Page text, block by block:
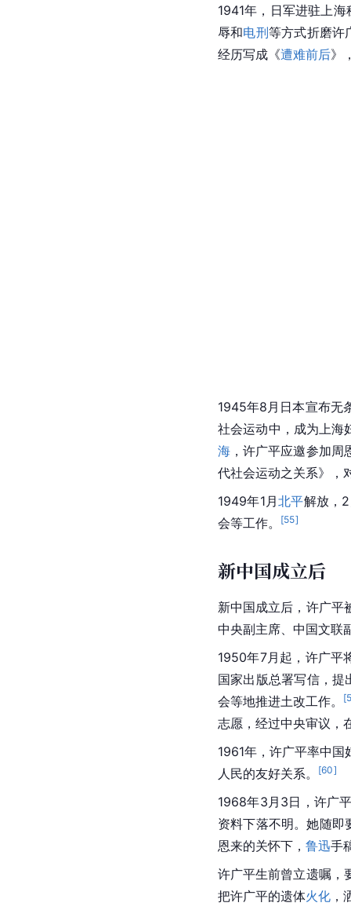
1941年，日军进驻上
辱和电刑等方式折磨许
经历写成《遭难前后》
1945年8月日本宣布无
社会运动中，成为上海
海 ，许广平应邀参加
代社会运动之关系》，
1949年1月北平解放，
会等工作。
[55]
新中国成立后
新中国成立后，许广平
中央副主席、中国文联
1950年7月起，许广平
国家出版总署写信，提
会等地推进土改工作。
[
志愿，经过中央审议，
1961年，许广平率中国
人民的友好关系。
[60]
1968年3月3日，许广
资料下落不明。她随
恩来的关怀下， 鲁迅手
许广平生前曾立遗嘱，
把许广平的遗体火化 ，